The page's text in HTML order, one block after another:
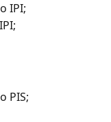
IPI;
PIS;